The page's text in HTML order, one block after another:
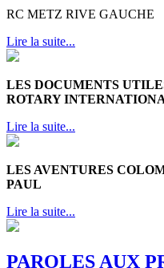
RC METZ RIVE GAUCHE
Lire la suite...
LES DOCUMENTS
ROTARY
Lire la suite...
LES AVENTURES
PAUL
Lire la suite...
PAROLES AUX